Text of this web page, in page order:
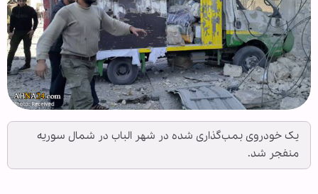
یک خودروی بمب‌گذاری شده در شهر الباب در شمال سوریه
منفجر شد.